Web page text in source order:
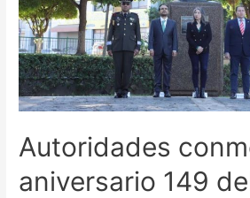
Autoridades
aniversario 149